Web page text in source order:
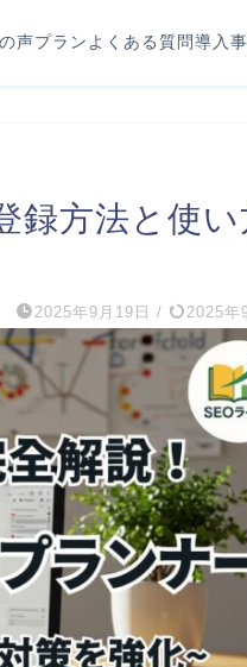
声プラン よくある質問導入
録方法と使い
2025年9月19日 / 2025年